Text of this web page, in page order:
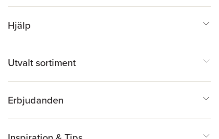
Hjälp
Utvalt sortiment
Erbjudanden